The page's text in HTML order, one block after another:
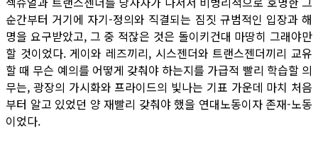
순간부터 거기에 자기-정의와 직결되는 짐짓 규범적인 입장과 해
명을 요구받았고, 그 중 적잖은 것은 돌이키건대 마땅히 그래야만
할 것이었다. 게이와 레즈끼리, 시스젠더와 트랜스젠더끼리 교유
할 때 무슨 예의를 어떻게 갖춰야 하는지를 가급적 빨리 학습할 의
무는, 광장의 가시화와 프라이드의 빛나는 기표 가운데 마치 처음
부터 알고 있었던 양 재빨리 갖춰야 했을 연대노동이자 존재-노동
이었다.